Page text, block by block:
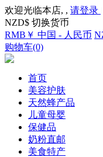
欢迎光临本店, , 请登录
NZD$ 切换货币
RMB￥ 中国 - 人民币
购物车(0)
首页
美容护肤
天然蜂产品
儿童母婴
保健品
奶粉直邮
美食特产